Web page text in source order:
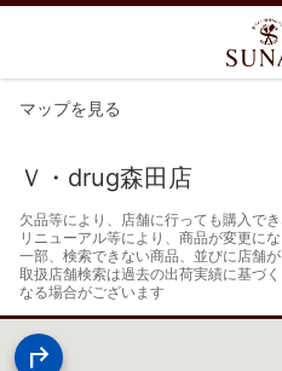
マップを見る
Ｖ・drug森田店
欠品等により、店舗に行っても購入で
リニューアル等により、商品が変更に
一部、検索できない商品、並びに店舗
取扱店舗検索は過去の出荷実績に基づ
なる場合がございます